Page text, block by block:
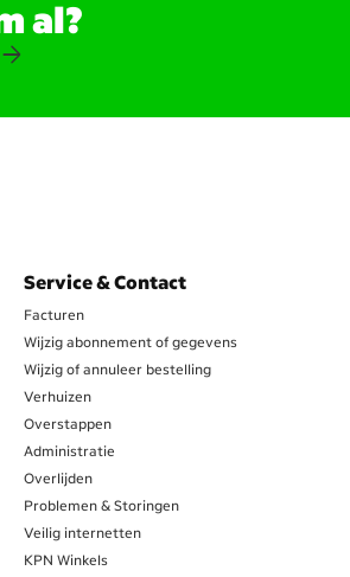
al?
Service & Contact
Facturen
Wijzig abonnement of gegevens
Wijzig of annuleer bestelling
Verhuizen
Overstappen
Administratie
Overlijden
Problemen & Storingen
Veilig internetten
KPN Winkels